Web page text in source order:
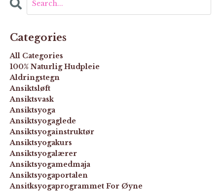
Categories
All Categories
100% Naturlig Hudpleie
Aldringstegn
Ansiktsløft
Ansiktsvask
Ansiktsyoga
Ansiktsyogaglede
Ansiktsyogainstruktør
Ansiktsyogakurs
Ansiktsyogalærer
Ansiktsyogamedmaja
Ansiktsyogaportalen
Ansitksyogaprogrammet For Øyne